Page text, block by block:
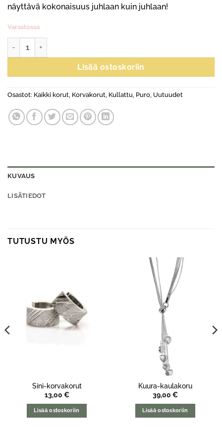
näyttävä kokonaisuus juhlaan kuin juhlaan!
Varastossa
Lisää ostoskoriin
Osastot: Kaikki korut Korvakorut Kullattu Puro Uutuudet
KUVAUS
LISÄTIEDOT
TUTUSTU MYÖS
Sini-korvakorut
13,00 €
Lisää ostoskoriin
Kuura-kaulakoru
39,00 €
Lisää ostoskoriin